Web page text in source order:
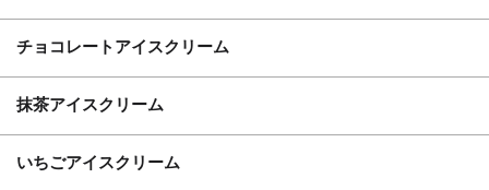
チョコレートアイスクリーム
抹茶アイスクリーム
いちごアイスクリーム